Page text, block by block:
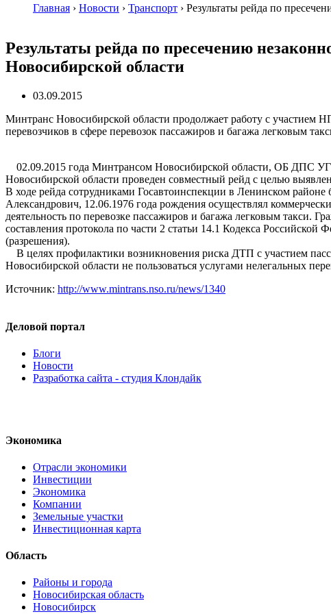
Главная › Новости › Транспорт › Результаты рейда по
Результаты рейда по пресечению
Новосибирской области
03.09.2015
Минтранс Новосибирской области продолжает работу с участием
перевозчиков в сфере перевозок пассажиров и багажа легковым
02.09.2015 года Минтрансом Новосибирской области, ОБ ДПС
Новосибирской области проведен совместный рейд с целью
В ходе рейда сотрудниками Госавтоинспекции в Ленинском
Александрович, 12.06.1976 года рождения осуществлял
деятельность по перевозке пассажиров и багажа легковым
составления протокола по части 2 статьи 14.1 Кодекса
(разрешения).
В целях профилактики возникновения риска ДТП с участием
Новосибирской области не пользоваться услугами нелегальных
Источник: http://www.mintrans.nso.ru/news/1340
Деловой портал
Блоги
Новости
Разработка сайта - студия Клондайк
Экономика
Отрасли экономики
Инвестиции
Экономика
Компании
Земельные участки
Инвестиционная карта
Область
Районы и города
Новосибирская область
Новосибирск